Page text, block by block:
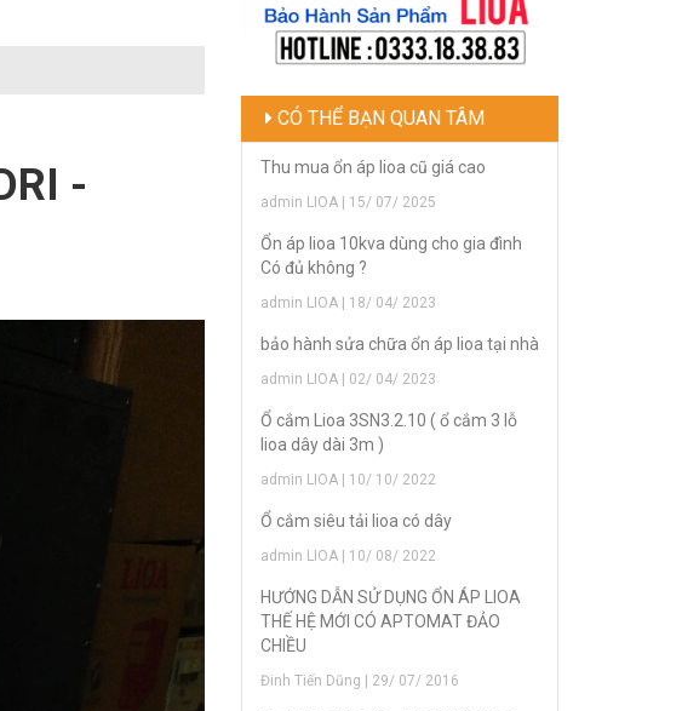
-
CÓ THỂ BẠN QUAN TÂM
Thu mua ổn áp lioa cũ giá cao
admin LIOA | 15/ 07/ 2025
Ổn áp lioa 10kva dùng cho gia đình
Có đủ không ?
admin LIOA | 18/ 04/ 2023
bảo hành sửa chữa ổn áp lioa tại nhà
admin LIOA | 02/ 04/ 2023
Ổ cắm Lioa 3SN3.2.10 ( ổ cắm 3 lỗ
lioa dây dài 3m )
admin LIOA | 10/ 10/ 2022
Ổ cắm siêu tải lioa có dây
admin LIOA | 10/ 08/ 2022
HƯỚNG DẪN SỬ DỤNG ỔN ÁP LIOA
THẾ HỆ MỚI CÓ APTOMAT ĐẢO
CHIỀU
Đinh Tiến Dũng | 29/ 07/ 2016